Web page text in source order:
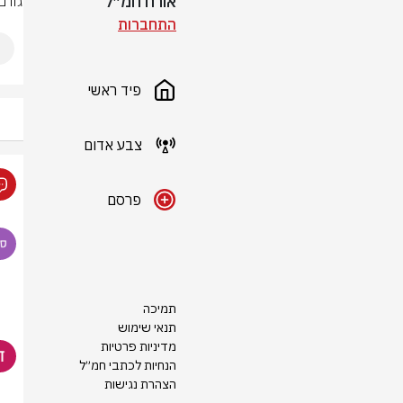
התחברות
פיד ראשי
צבע אדום
פרסם
תמיכה
תנאי שימוש
מדיניות פרטיות
הנחיות לכתבי חמ״ל
הצהרת נגישות